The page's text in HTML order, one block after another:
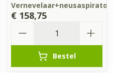
Vernevelaar+neusaspirator
€ 158,75
Bestel